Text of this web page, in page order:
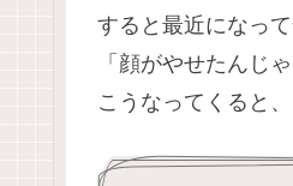
すると最近になっ
「顔がやせたんじ
こうなってくると